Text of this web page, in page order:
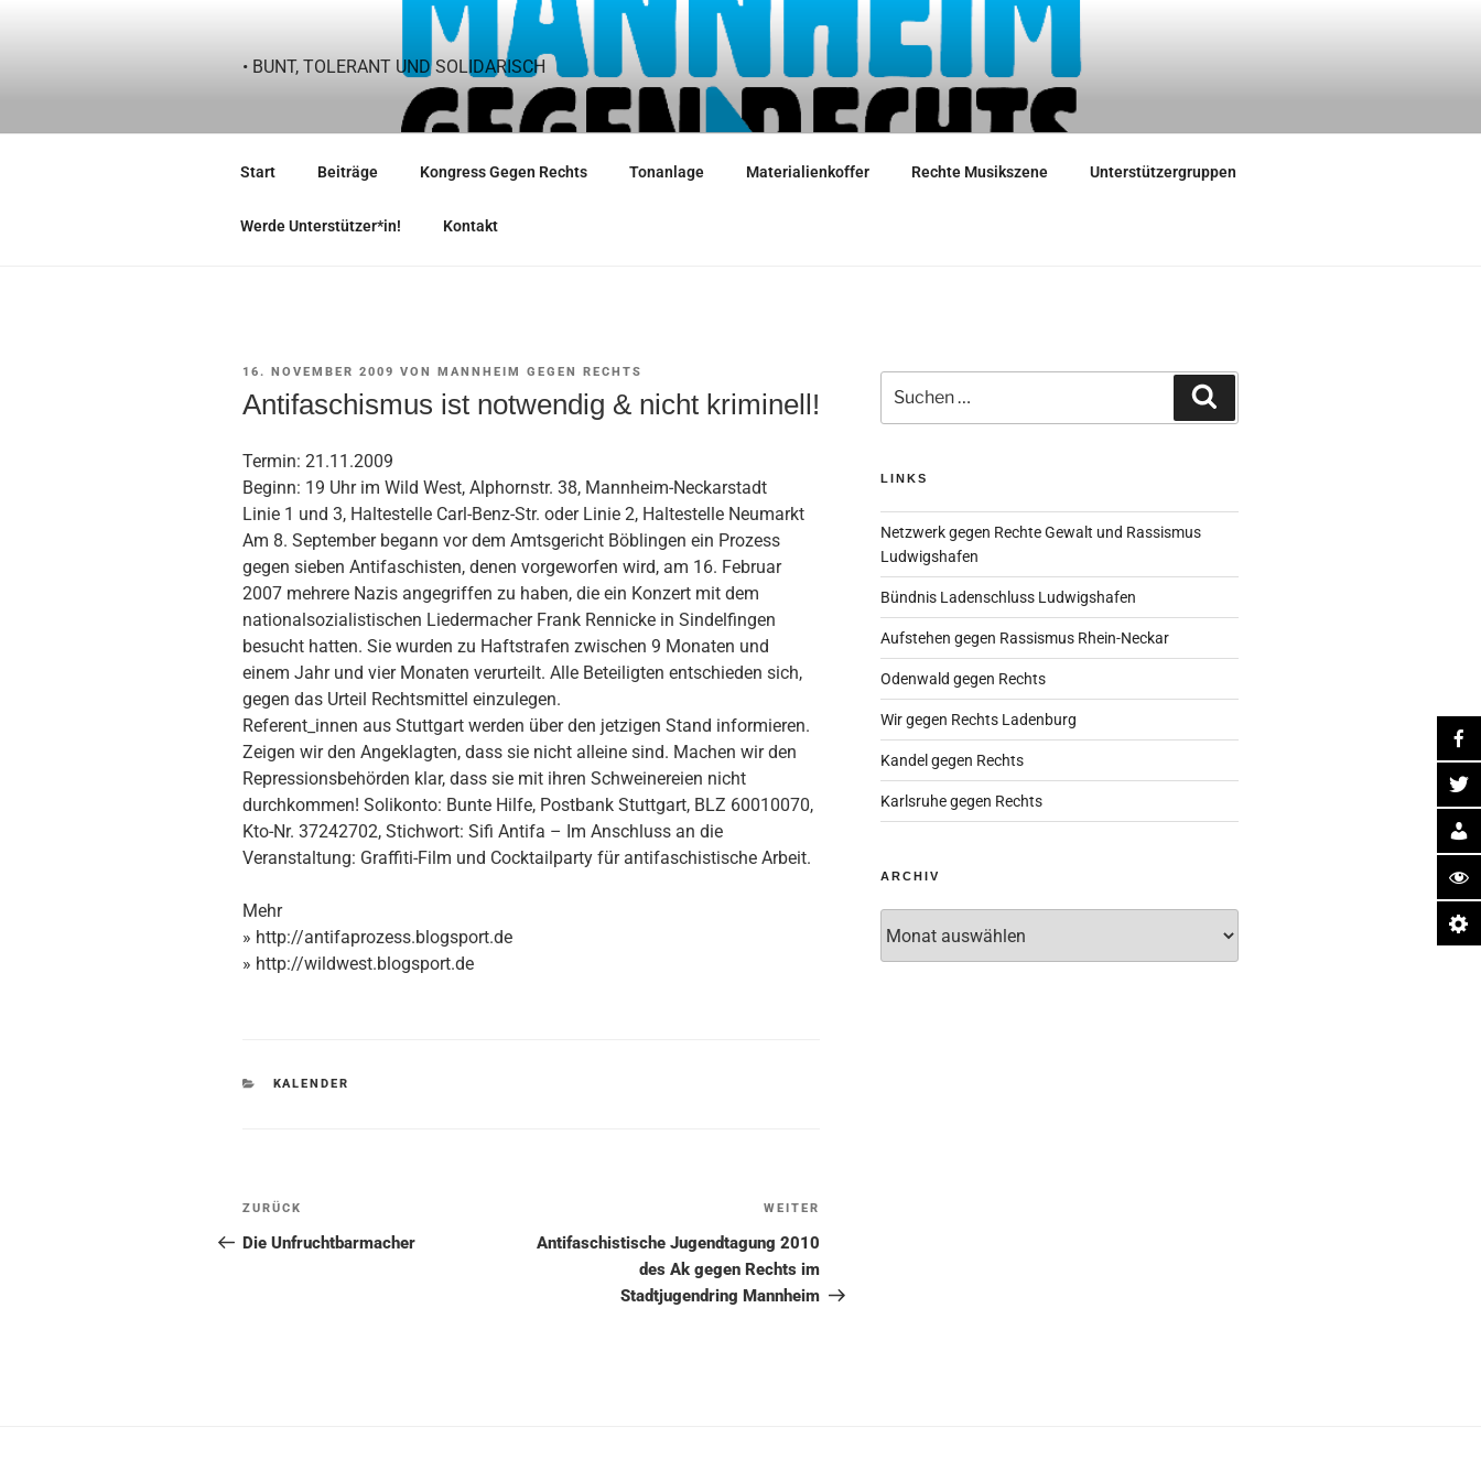
• BUNT, TOLERANT UND SOLIDARISCH
Start Beiträge Kongress Gegen Rechts Tonanlage Materialienkoffer Rechte Musikszene Unterstützergruppen
Werde Unterstützer*in! Kontakt
VERÖFFENTLICHT
16. NOVEMBER 2009 VON MANNHEIM GEGEN RECHTS
Antifaschismus ist notwendig & nicht kriminell!
Termin: 21.11.2009
Beginn: 19 Uhr im Wild West, Alphornstr. 38, Mannheim-Neckarstadt
Linie 1 und 3, Haltestelle Carl-Benz-Str. oder Linie 2, Haltestelle Neumarkt
Am 8. September begann vor dem Amtsgericht Böblingen ein Prozess
gegen sieben Antifaschisten, denen vorgeworfen wird, am 16. Februar
2007 mehrere Nazis angegriffen zu haben, die ein Konzert mit dem
nationalsozialistischen Liedermacher Frank Rennicke in Sindelfingen
besucht hatten. Sie wurden zu Haftstrafen zwischen 9 Monaten und
einem Jahr und vier Monaten verurteilt. Alle Beteiligten entschieden sich,
gegen das Urteil Rechtsmittel einzulegen.
Referent_innen aus Stuttgart werden über den jetzigen Stand informieren.
Zeigen wir den Angeklagten, dass sie nicht alleine sind. Machen wir den
Repressionsbehörden klar, dass sie mit ihren Schweinereien nicht
durchkommen! Solikonto: Bunte Hilfe, Postbank Stuttgart, BLZ 60010070,
Kto-Nr. 37242702, Stichwort: Sifi Antifa – Im Anschluss an die
Veranstaltung: Graffiti-Film und Cocktailparty für antifaschistische Arbeit.
Mehr
» http://antifaprozess.blogsport.de
» http://wildwest.blogsport.de
KATEGORIEN
KALENDER
Beitragsnavigation
Vorheriger
Beitrag
ZURÜCK
Die Unfruchtbarmacher
WEITER
Antifaschistische Jugendtagung 2010
des Ak gegen Rechts im
Stadtjugendring Mannheim
nach:
LINKS
Netzwerk gegen Rechte Gewalt und Rassismus
Ludwigshafen
Bündnis Ladenschluss Ludwigshafen
Aufstehen gegen Rassismus Rhein-Neckar
Odenwald gegen Rechts
Wir gegen Rechts Ladenburg
Kandel gegen Rechts
Karlsruhe gegen Rechts
ARCHIV